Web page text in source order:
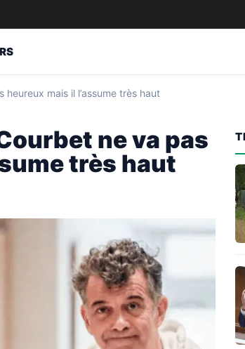
mais il l’assume très haut
ne va pas
très haut